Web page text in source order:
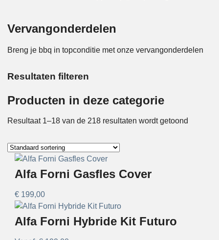
Vervangonderdelen
Breng je bbq in topconditie met onze vervangonderdelen
Resultaten filteren
Producten in deze categorie
Resultaat 1–18 van de 218 resultaten wordt getoond
Alfa Forni Gasfles Cover
€ 199,00
Alfa Forni Hybride Kit Futuro